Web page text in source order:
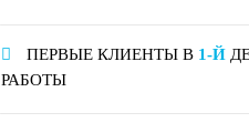
ПЕРВЫЕ КЛИЕНТЫ В 1-Й
РАБОТЫ